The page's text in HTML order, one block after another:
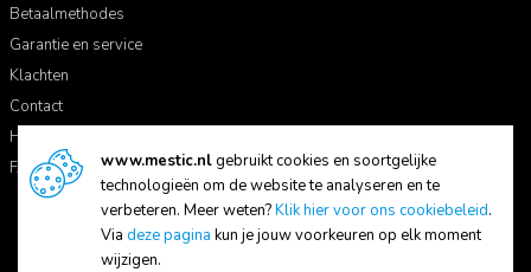
Betaalmethodes
Garantie en service
Klachten
Contact
Handleidingen
FAQ
www.mestic.nlgebruikt cookies en soortgelijke
technologieën om de website te analyseren en te
verbeteren. Meer weten?Klik hier voor ons cookiebeleid.
Via deze pagina kun je jouw voorkeuren op elk moment
wijzigen.